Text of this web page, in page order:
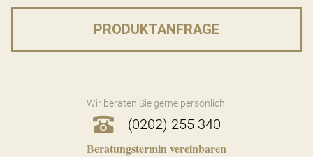
PRODUKTANFRAGE
Wir beraten Sie gerne persönlich:
(0202) 255 340
Beratungstermin vereinbaren